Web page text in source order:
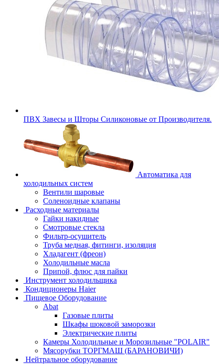
ПВХ Завесы и Шторы Силиконовые от Производителя.
Автоматика для
холодильных систем
Вентили шаровые
Соленоидные клапаны
Расходные материалы
Гайки накидные
Смотровые стекла
Фильтр-осушитель
Труба медная, фитинги, изоляция
Хладагент (фреон)
Холодильные масла
Припой, флюс для пайки
Инструмент холодильщика
Кондиционеры Haier
Пищевое Оборудование
Abat
Газовые плиты
Шкафы шоковой заморозки
Электрические плиты
Камеры Холодильные и Морозильные "POLAIR"
Мясорубки ТОРГМАШ (БАРАНОВИЧИ)
Нейтральное оборудование